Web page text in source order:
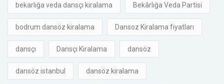
bekarlığa veda dansçı kiralama Bekârlığa Veda Partisi
bodrum dansöz kiralama Dansoz Kiralama fiyatları
dansçı Dansçı Kiralama dansöz
dansöz istanbul dansöz kiralama